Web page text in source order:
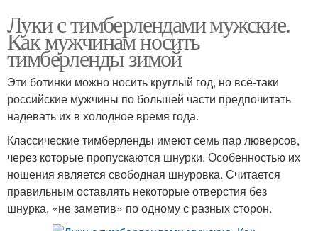
Луки с тимберлендами мужские.
Как мужчинам носить
тимберленды зимой
Эти ботинки можно носить круглый год, но всё-таки
российские мужчины по большей части предпочитать
надевать их в холодное время года.
Классические тимберленды имеют семь пар люверсов,
через которые пропускаются шнурки. Особенностью их
ношения является свободная шнуровка. Считается
правильным оставлять некоторые отверстия без
шнурка, «не заметив» по одному с разных сторон.